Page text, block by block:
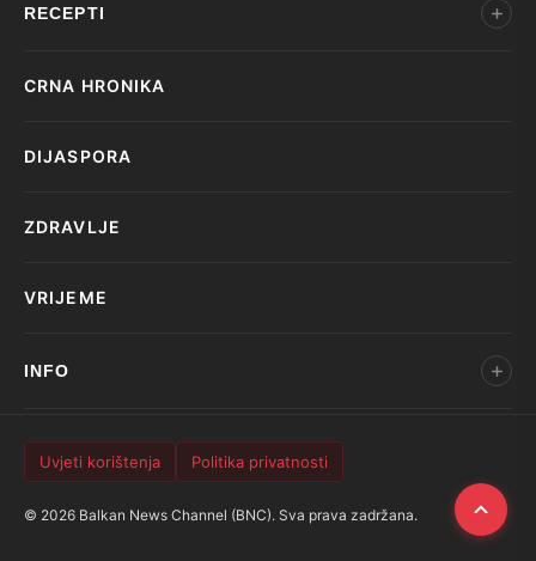
RECEPTI
CRNA HRONIKA
DIJASPORA
ZDRAVLJE
VRIJEME
INFO
Uvjeti korištenja Politika privatnosti
© 2026 Balkan News Channel (BNC). Sva prava zadržana.